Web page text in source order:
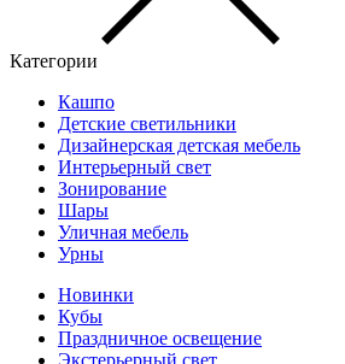
Категории
Кашпо
Детские светильники
Дизайнерская детская мебель
Интерьерный свет
Зонирование
Шары
Уличная мебель
Урны
Новинки
Кубы
Праздничное освещение
Экстерьерный свет